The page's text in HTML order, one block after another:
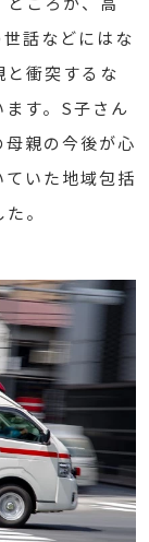
話などにはな
と衝突するな
す。S子さん
親の今後が心
いた地域包括
。